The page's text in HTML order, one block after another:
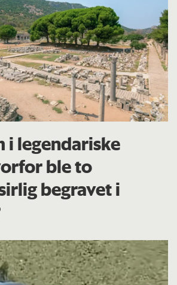
i legendariske
ble to
begravet i